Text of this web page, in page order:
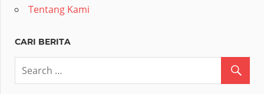
Tentang Kami
CARI BERITA